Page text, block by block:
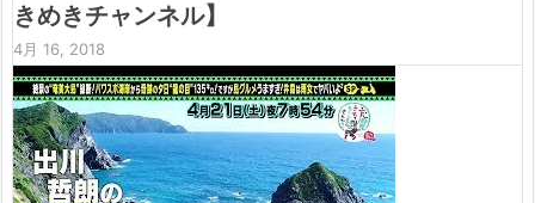
きめきチャンネル】
4月 16, 2018